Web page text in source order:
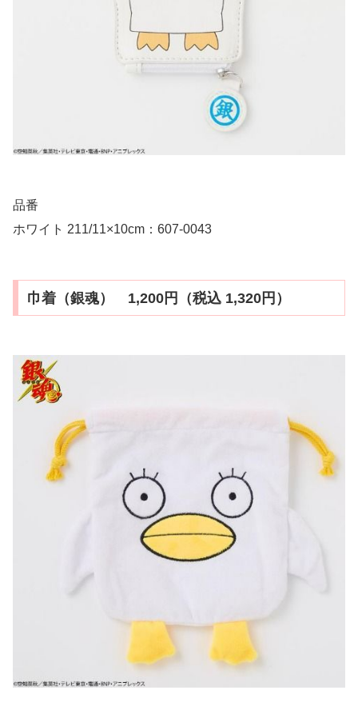
品番
ホワイト 211/11×10cm：607-0043
巾着（銀魂） 1,200円（税込 1,320円）